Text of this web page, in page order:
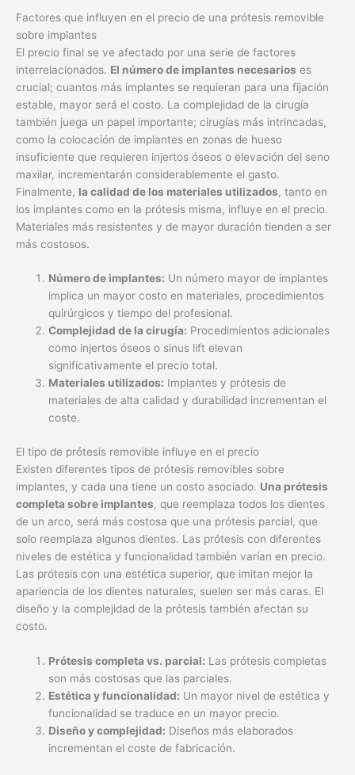
también juega un papel importante; cirugías más intrincadas,
como la colocación de implantes en zonas de hueso
insuficiente que requieren injertos óseos o elevación del seno
maxilar, incrementarán considerablemente el gasto.
Finalmente,la calidad de los materiales utilizados, tanto en
los implantes como en la prótesis misma, influye en el precio.
Materiales más resistentes y de mayor duración tienden a ser
más costosos.
Número de implantes:Un número mayor de implantes
implica un mayor costo en materiales, procedimientos
quirúrgicos y tiempo del profesional.
Complejidad de la cirugía:Procedimientos adicionales
como injertos óseos o sinus lift elevan
Materiales utilizados: Implantes y prótesis de
materiales de alta calidad y durabilidad incrementan el
coste.
El tipo de prótesis removible influye en el precio
Existen diferentes tipos de prótesis removibles sobre
implantes, y cada una tiene un costo asociado.Una prótesis
completa sobre implantes, que reemplaza todos los dientes
de un arco, será más costosa que una prótesis parcial, que
niveles de estética y funcionalidad también varían en precio.
Las prótesis con una estética superior, que imitan mejor la
apariencia de los dientes naturales, suelen ser más caras. El
diseño y la complejidad de la prótesis también afectan su
costo.
Prótesis completa vs. parcial:Las prótesis completas
son más costosas que las parciales.
Estética y funcionalidad:Un mayor nivel de estética y
funcionalidad se traduce en un mayor precio.
Ubicación geográfica y clínica dental
La ubicación geográficajuega un papel relevante en el precio.
Las clínicas dentales situadas en áreas con un mayor costo de
vida suelen cobrar más por sus servicios.El prestigio y la
experiencia del equipo dental también influye. Clínicas con